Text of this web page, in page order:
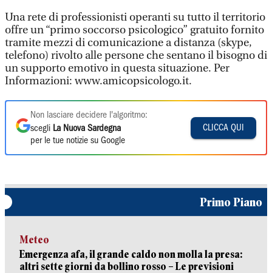
Una rete di professionisti operanti su tutto il territorio
offre un “primo soccorso psicologico” gratuito fornito
tramite mezzi di comunicazione a distanza (skype,
telefono) rivolto alle persone che sentano il bisogno di
un supporto emotivo in questa situazione. Per
Informazioni: www.amicopsicologo.it.
Non lasciare decidere l'algoritmo:
scegli La Nuova Sardegna
per le tue notizie su Google
CLICCA QUI
Primo Piano
Meteo
Emergenza afa, il grande caldo non molla la presa:
altri sette giorni da bollino rosso – Le previsioni